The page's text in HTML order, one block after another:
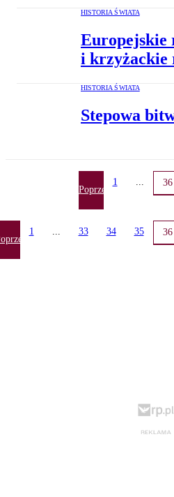
HISTORIA ŚWIATA
Europejskie
i krzyżackie
HISTORIA ŚWIATA
Stepowa
Poprzednia
1 36
1 33 34 35 36